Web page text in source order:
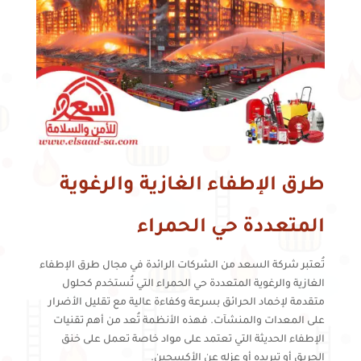
طرق الإطفاء الغازية والرغوية
المتعددة حي الحمراء
تُعتبر شركة السعد من الشركات الرائدة في مجال طرق الإطفاء
الغازية والرغوية المتعددة حي الحمراء التي تُستخدم كحلول
متقدمة لإخماد الحرائق بسرعة وكفاءة عالية مع تقليل الأضرار
على المعدات والمنشآت. فهذه الأنظمة تُعد من أهم تقنيات
الإطفاء الحديثة التي تعتمد على مواد خاصة تعمل على خنق